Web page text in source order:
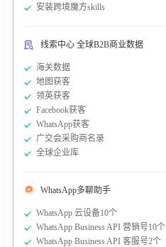
安装跨境魔方skills
线索中心 全球B2B商业数据
海关数据
地图获客
领英获客
Facebook获客
WhatsApp获客
广交会采购商名录
全球企业库
WhatsApp多聊助手
WhatsApp 云设备10个
WhatsApp Business API 营销号10个
WhatsApp Business API 客服号2个